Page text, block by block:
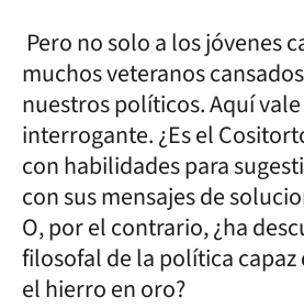
Pero no solo a los jóvenes
muchos veteranos
nuestros políticos. Aquí
interrogante. ¿Es el
con habilidades para
con sus mensajes de
O, por el contrario, ¿ha
filosofal de la política
el hierro en oro?